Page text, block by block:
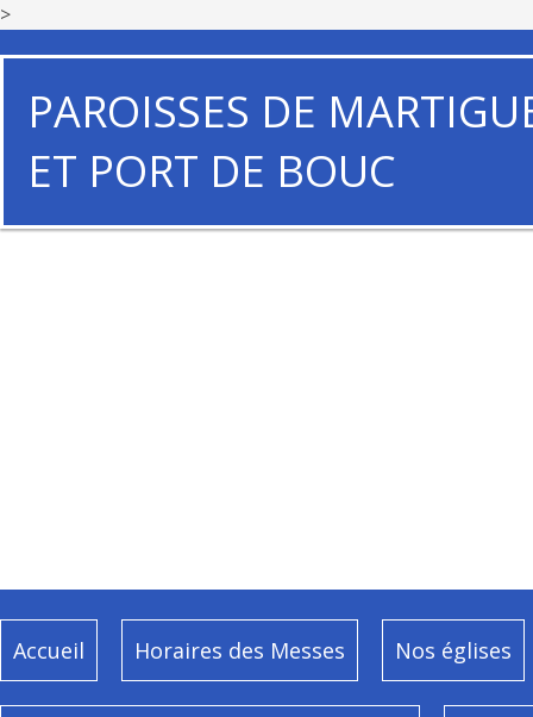
>
PAROISSES DE
ET PORT DE BOUC
Accueil Horaires des Messes Nos églises